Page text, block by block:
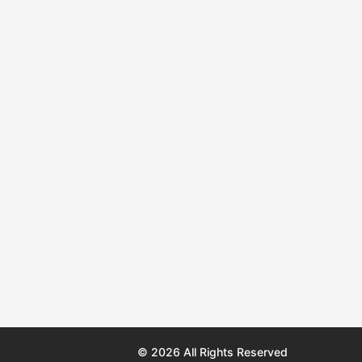
© 2026 All Rights Reserved